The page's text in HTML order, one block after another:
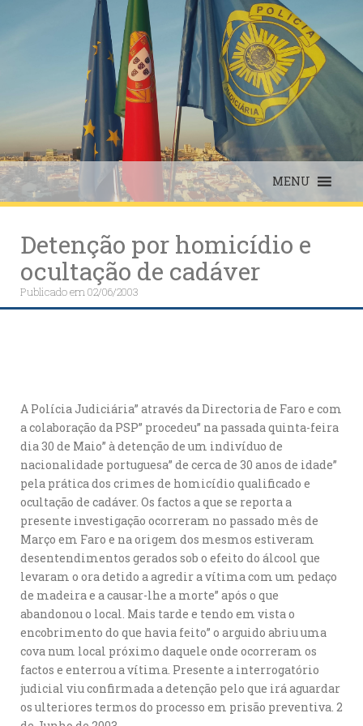
MENU
Detenção por homicídio e
ocultação de cadáver
Publicado em02/06/2003
A Polícia Judiciária” através da Directoria de Faro e com
a colaboração da PSP” procedeu” na passada quinta-feira
dia 30 de Maio” à detenção de um indivíduo de
nacionalidade portuguesa” de cerca de 30 anos de idade”
pela prática dos crimes de homicídio qualificado e
ocultação de cadáver. Os factos a que se reporta a
presente investigação ocorreram no passado mês de
Março em Faro e na origem dos mesmos estiveram
desentendimentos gerados sob o efeito do álcool que
levaram o ora detido a agredir a vítima com um pedaço
de madeira e a causar-lhe a morte” após o que
abandonou o local. Mais tarde e tendo em vista o
encobrimento do que havia feito” o arguido abriu uma
cova num local próximo daquele onde ocorreram os
factos e enterrou a vítima. Presente a interrogatório
judicial viu confirmada a detenção pelo que irá aguardar
os ulteriores termos do processo em prisão preventiva. 2